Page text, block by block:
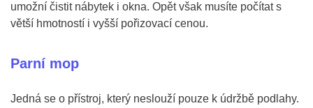
umožní čistit nábytek i okna. Opět však musíte počítat s
větší hmotností i vyšší pořizovací cenou.
Parní mop
Jedná se o přístroj, který neslouží pouze k údržbě podlahy.